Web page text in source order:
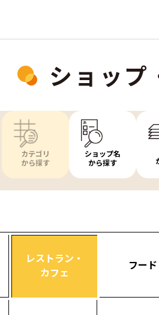
ショップ
カテゴリ
から探す
ショップ名
から探す
レストラン・
カフェ
フード